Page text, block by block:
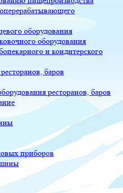
оборудования
оборудования
и кондитерского
баров
ресторанов, баров
приборов